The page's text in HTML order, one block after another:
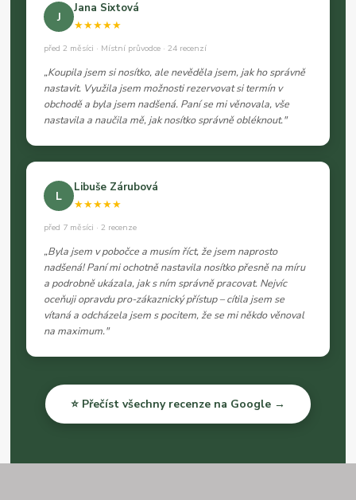
J
Jana Sixtová
★★★★★
před 2 měsíci · Místní průvodce · 24 recenzí
„Koupila jsem si nosítko, ale nevěděla jsem, jak ho správně
nastavit. Využila jsem možnosti rezervovat si termín v
obchodě a byla jsem nadšená. Paní se mi věnovala, vše
nastavila a naučila mě, jak nosítko správně obléknout."
L
Libuše Zárubová
★★★★★
před 7 měsíci · 2 recenze
„Byla jsem v pobočce a musím říct, že jsem naprosto
nadšená! Paní mi ochotně nastavila nosítko přesně na míru
a podrobně ukázala, jak s ním správně pracovat. Nejvíc
oceňuji opravdu pro-zákaznický přístup – cítila jsem se
vítaná a odcházela jsem s pocitem, že se mi někdo věnoval
na maximum."
⭐ Přečíst všechny recenze na Google →